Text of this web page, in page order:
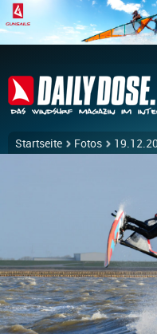
Startseite Fotos